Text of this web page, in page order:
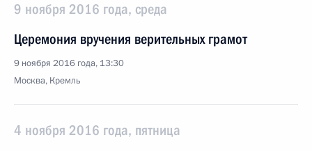
9 ноября 2016 года, среда
Церемония вручения верительных грамот
9 ноября 2016 года, 13:30
Москва, Кремль
4 ноября 2016 года, пятница